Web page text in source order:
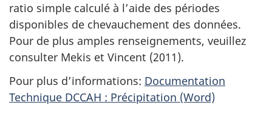
ratio simple calculé à l’aide des périodes
disponibles de chevauchement des données.
Pour de plus amples renseignements, veuillez
consulter Mekis et Vincent (2011).
Pour plus d’informations: Documentation
Technique DCCAH : Précipitation (Word)